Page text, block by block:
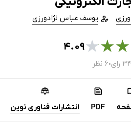
یوسف عباس نژادورزی
★
★
★۴.۰۹
۳۴ رای ● ۶ نظر
PDF انتشارات فناوری نوین